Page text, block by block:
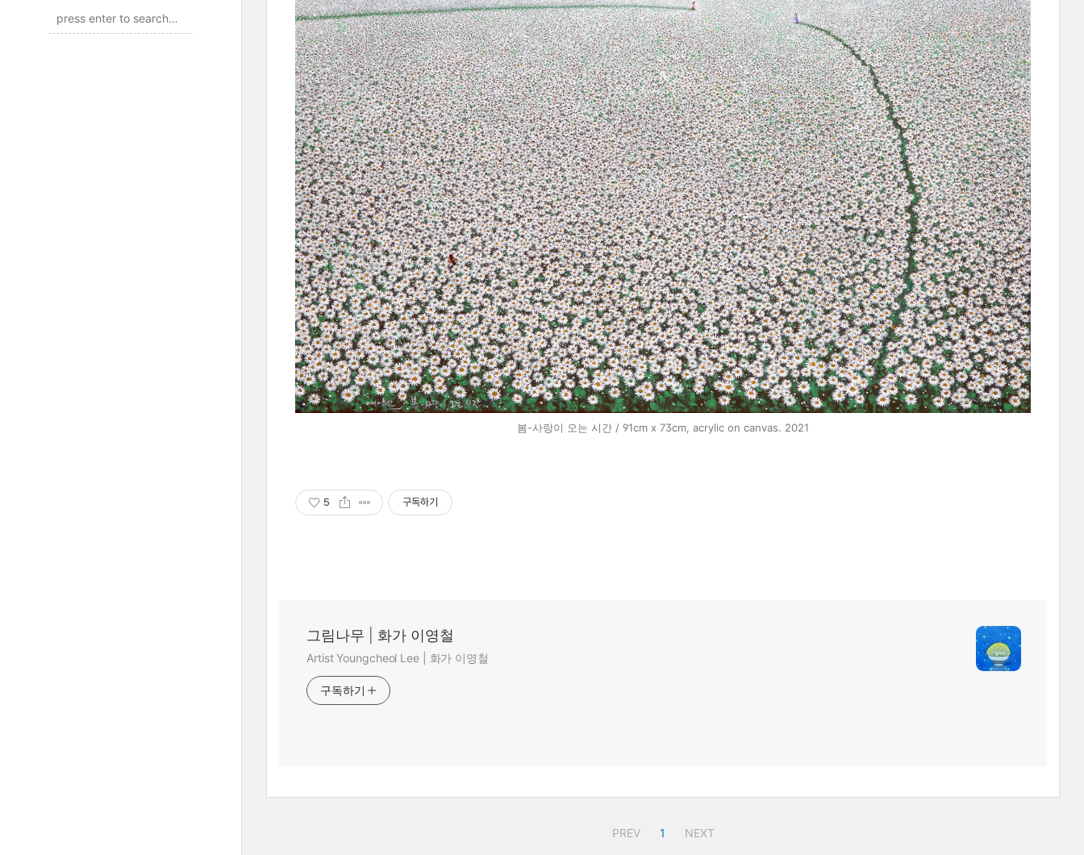
봄-사랑이 오는 시간 / 91cm x 73cm, acrylic on canvas. 2021
5 구독하기
그림나무 | 화가 이영철
Artist Youngcheol Lee | 화가 이영철
구독하기
PREV 1 NEXT